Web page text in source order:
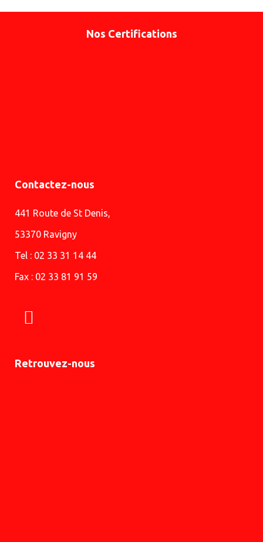
Nos Certifications
Contactez-nous
441 Route de St Denis,
53370 Ravigny
Tel : 02 33 31 14 44
Fax : 02 33 81 91 59
Retrouvez-nous